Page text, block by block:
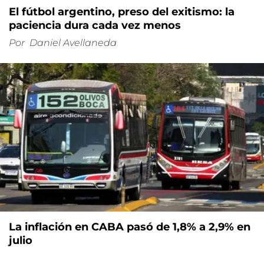
El fútbol argentino, preso del exitismo: la
paciencia dura cada vez menos
Por Daniel Avellaneda
La inflación en CABA pasó de 1,8% a 2,9% en
julio